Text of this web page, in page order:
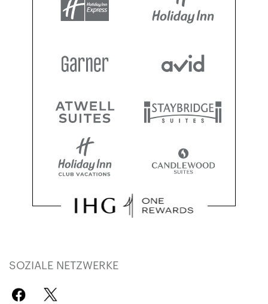
SOZIALE NETZWERKE